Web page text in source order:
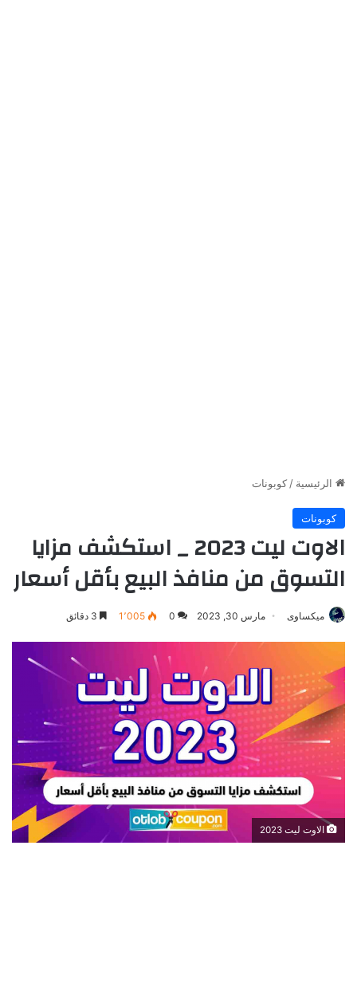
الرئيسية / كوبونات
كوبونات
الاوت ليت 2023 _ استكشف مزايا
التسوق من منافذ البيع بأقل أسعار
ميكساوى مارس 30, 2023 0 1٬005
الاوت ليت 2023